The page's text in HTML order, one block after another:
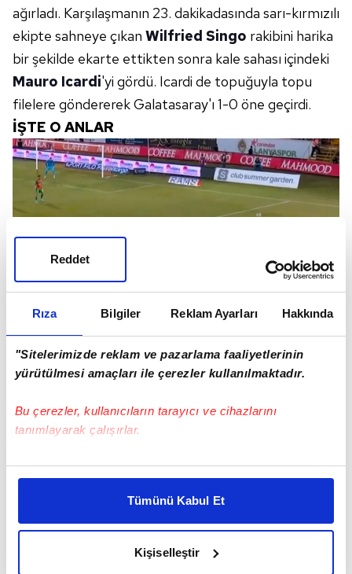
Rıza Bilgiler Reklam Ayarları Hakkında
"Sitelerimizde reklam ve pazarlama faaliyetlerinin
yürütülmesi amaçları ile çerezler kullanılmaktadır.
Bu çerezler, kullanıcıların tarayıcı ve cihazlarını
tanımlayarak çalışırlar.
Bu çerezlere izin vermeniz halinde sizlere özel
daha iyi reklam deneyimi yaşatabiliriz. Bunu yaparken
amacımızın size daha iyi bir reklam deneyimi sunmak
elimizden gelen çabayı gösterdiğimizi ve bu noktada,
Tümünü Kabul Et
Kişiselleştir
Reddet
ağırladı. Karşılaşmanın 23. dakikadasında sarı-kırmızılı
ekipte sahneye çıkan Wilfried Singo rakibini harika
bir şekilde ekarte ettikten sonra kale sahası içindeki
Mauro Icardi'yi gördü. Icardi de topuğuyla topu
filelere göndererek Galatasaray'ı 1-0 öne geçirdi.
İŞTE O ANLAR